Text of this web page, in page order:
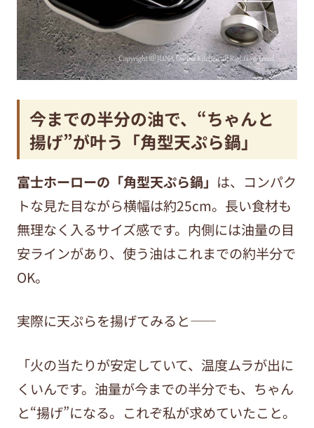
今までの半分の油で、“ちゃんと
揚げ”が叶う「角型天ぷら鍋」
富士ホーローの「角型天ぷら鍋」 は、コンパク
トな見た目ながら横幅は約25cm。長い食材も
無理なく入るサイズ感です。内側には油量の目
安ラインがあり、使う油はこれまでの約半分で
OK。
実際に天ぷらを揚げてみると――
「火の当たりが安定していて、温度ムラが出に
くいんです。油量が今までの半分でも、ちゃん
と“揚げ”になる。これぞ私が求めていたこと。